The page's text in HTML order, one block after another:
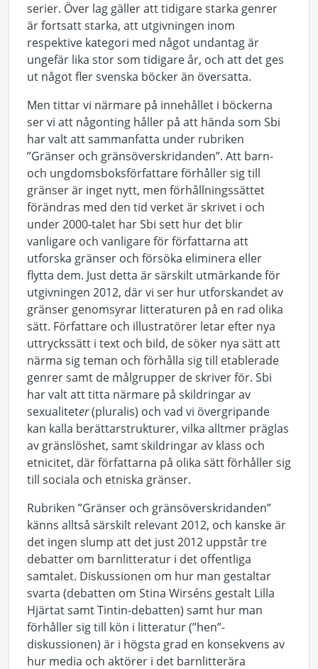
serier. Över lag gäller att tidigare starka genrer
är fortsatt starka, att utgivningen inom
respektive kategori med något undantag är
ungefär lika stor som tidigare år, och att det ges
ut något fler svenska böcker än översatta.
Men tittar vi närmare på innehållet i böckerna
ser vi att någonting håller på att hända som Sbi
har valt att sammanfatta under rubriken
”Gränser och gränsöverskridanden”. Att barn-
och ungdomsboksförfattare förhåller sig till
gränser är inget nytt, men förhållningssättet
förändras med den tid verket är skrivet i och
under 2000-talet har Sbi sett hur det blir
vanligare och vanligare för författarna att
utforska gränser och försöka eliminera eller
flytta dem. Just detta är särskilt utmärkande för
utgivningen 2012, där vi ser hur utforskandet av
gränser genomsyrar litteraturen på en rad olika
sätt. Författare och illustratörer letar efter nya
uttryckssätt i text och bild, de söker nya sätt att
närma sig teman och förhålla sig till etablerade
genrer samt de målgrupper de skriver för. Sbi
har valt att titta närmare på skildringar av
sexualiteter(pluralis) och vad vi övergripande
kan kalla berättarstrukturer, vilka alltmer präglas
av gränslöshet, samt skildringar av klass och
etnicitet, där författarna på olika sätt förhåller sig
till sociala och etniska gränser.
Rubriken ”Gränser och gränsöverskridanden”
känns alltså särskilt relevant 2012, och kanske är
det ingen slump att det just 2012 uppstår tre
debatter om barnlitteratur i det offentliga
samtalet. Diskussionen om hur man gestaltar
svarta (debatten om Stina Wirséns gestalt Lilla
Hjärtat samt Tintin-debatten) samt hur man
förhåller sig till kön i litteratur (”hen”-
diskussionen) är i högsta grad en konsekvens av
hur media och aktörer i det barnlitterära